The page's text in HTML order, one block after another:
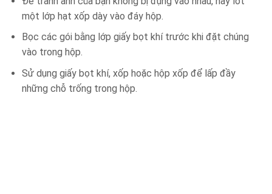
một lớp hạt xốp dày vào đáy hộp.
Bọc các gói bằng lớp giấy bọt khí trước khi đặt chúng
vào trong hộp.
Sử dụng giấy bọt khí, xốp hoặc hộp xốp để lấp đầy
những chỗ trống trong hộp.